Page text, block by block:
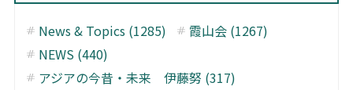
News & Topics (1285)
霞山会 (1267)
NEWS (440)
アジアの今昔・未来 伊藤努 (317)